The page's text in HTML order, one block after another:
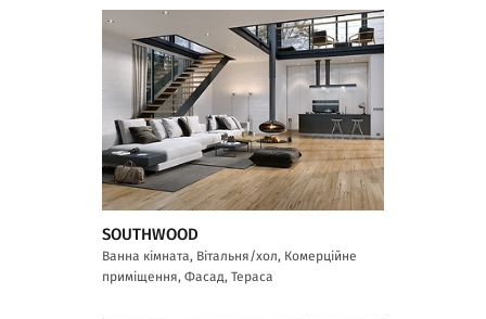
SOUTHWOOD
Ванна кімната, Вітальня/хол, Комерційне
приміщення, Фасад, Тераса